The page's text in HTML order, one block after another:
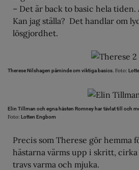
– Det är back to basic hela tiden.
Kan jag ställa? Det handlar om
lösgjordhet.
Therese Nilshagen påminde om viktiga basics. Foto:
Elin Tillman och egna hästen Romney har tävlat till och
Foto: Lotten Engbom
Precis som Therese gör hemma
hästarna värms upp i skritt,
travs varma och mjuka.